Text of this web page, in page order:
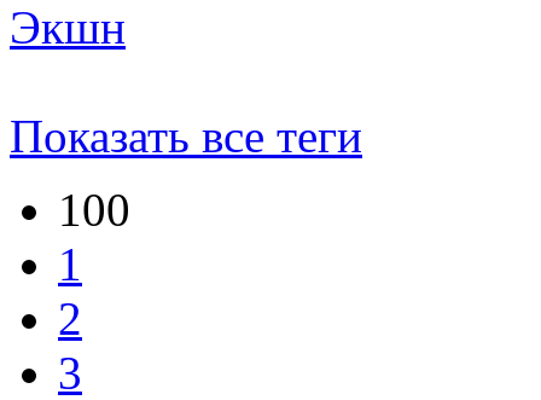
Экшн
Показать все теги
100
1
2
3